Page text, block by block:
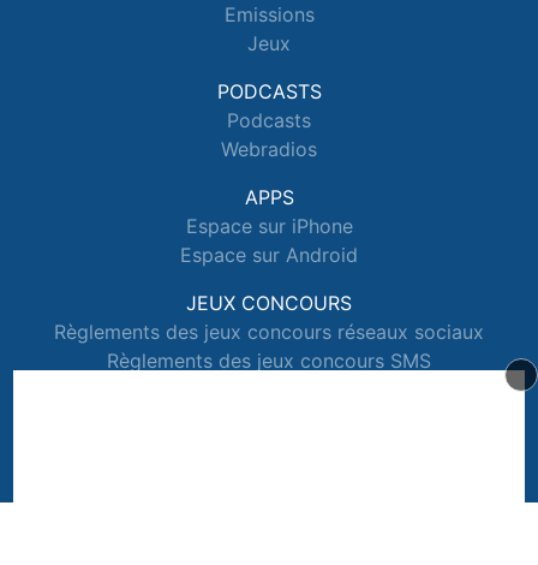
Emissions
Jeux
PODCASTS
Podcasts
Webradios
APPS
Espace sur iPhone
Espace sur Android
JEUX CONCOURS
Règlements des jeux concours réseaux sociaux
Règlements des jeux concours SMS